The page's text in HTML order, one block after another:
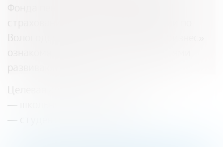
Фонда пенсионного и социального
страхования Российской Федерации по
Вологодской области, АНО «Мой бизнес»
ознакомят молодежь с возможностями
развивающихся услуг.
Целевая аудитория участников:
— школьники 9-11 классов;
— студенты СПО и ВУЗов.